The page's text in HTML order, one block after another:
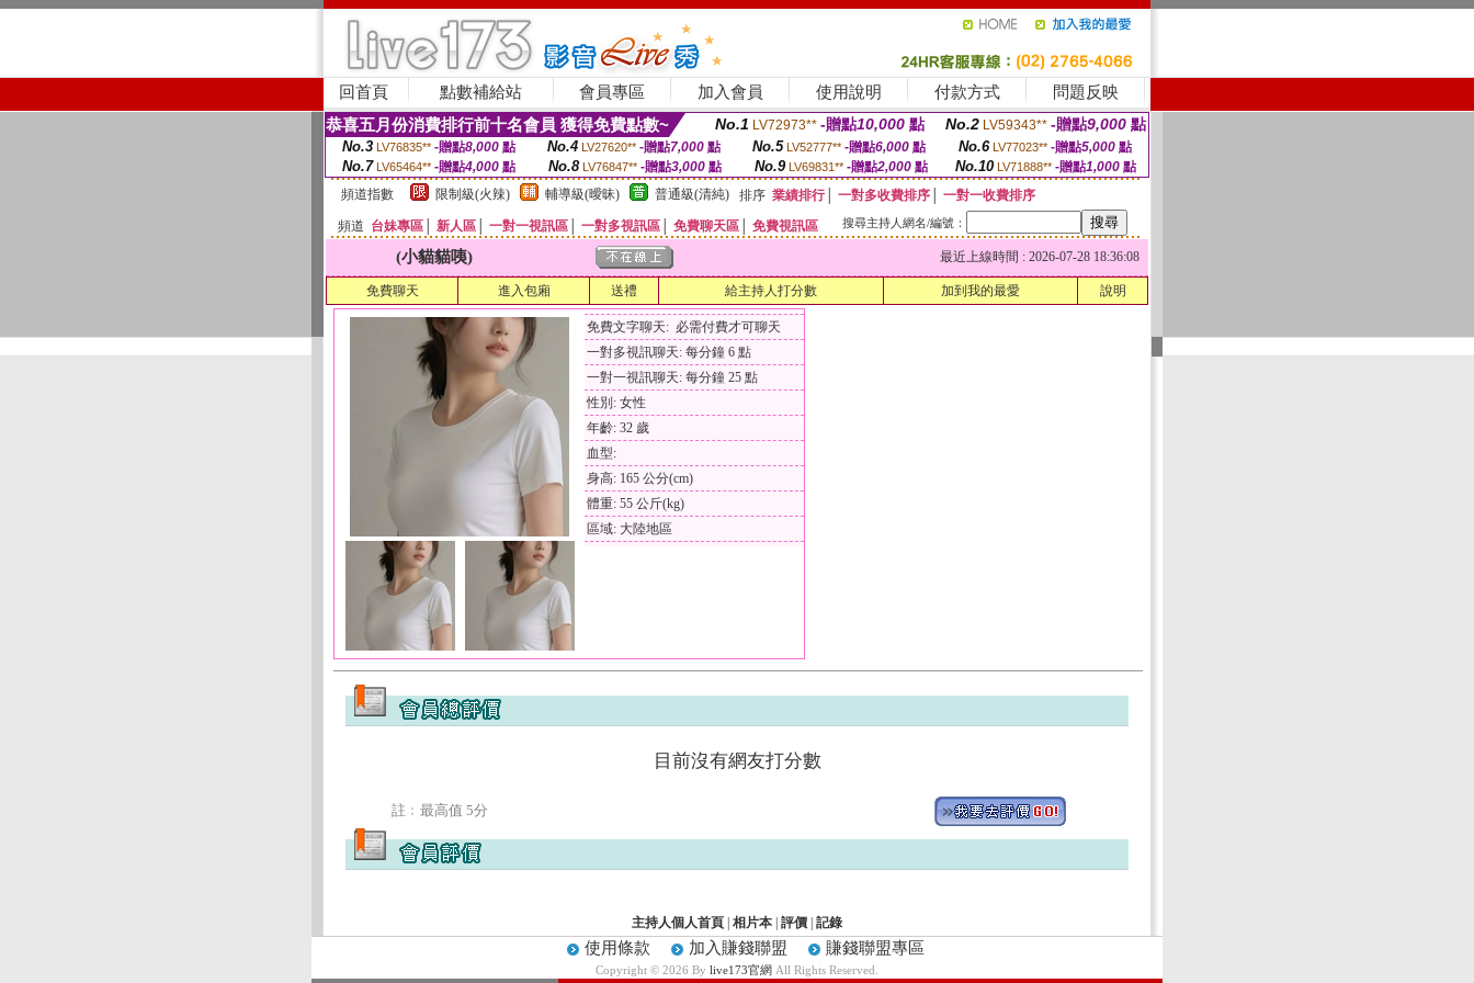
回首頁 點數補給站 會員專區 加入會員 使用說明 付款方式 問題反映
恭喜五月份消費排行前十名會員 獲得免費點數~ No.1 LV72973** -贈點10,000 點 No.2 LV59343** -贈點9,000 點
No.3 LV76835** -贈點8,000點 No.4 LV27620** -贈點7,000點 No.5 LV52777** -贈點6,000點 No.6 LV77023** -贈點5,000點
No.7 LV65464** -贈點4,000 點 No.8 LV76847** -贈點3,000 點 No.9 LV69831** -贈點2,000點 No.10 LV71888** -贈點1,000 點
頻道指數
限制級(火辣) 輔導級(曖昧) 普通級(清純) 排序 業績排行│ 一對多收費排序
一對一收費排序
頻道 台妹專區 新人區 一對一視訊區 一對多視訊區 免費聊天區 免費視訊區 搜尋主持人網名/編號：
(小貓貓咦) 最近上線時間 : 2026-07-28 18:36:08
免費聊天 進入包廂 送禮 給主持人打分數 加到我的最愛 說明
免費文字聊天: 必需付費才可聊天
一對多視訊聊天: 每分鐘 6 點
一對一視訊聊天: 每分鐘 25 點
性別: 女性
年齡: 32 歲
血型:
身高: 165 公分(cm)
體重: 55 公斤(kg)
區域: 大陸地區
目前沒有網友打分數
註﹕最高值 5分
主持人個人首頁 相片本 評價 記錄
使用條款 加入賺錢聯盟 賺錢聯盟專區
Copyright © 2026 By live173官網 All Rights Reserved.